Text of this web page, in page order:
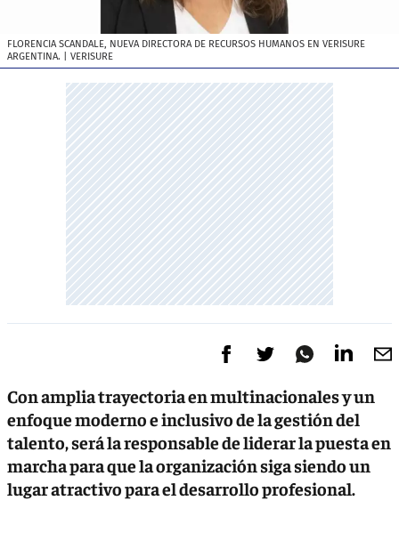
FLORENCIA SCANDALE, NUEVA DIRECTORA DE RECURSOS HUMANOS EN VERISURE
ARGENTINA. | VERISURE
Con amplia trayectoria en multinacionales y un
enfoque moderno e inclusivo de la gestión del
talento, será la responsable de liderar la puesta en
marcha para que la organización siga siendo un
lugar atractivo para el desarrollo profesional.